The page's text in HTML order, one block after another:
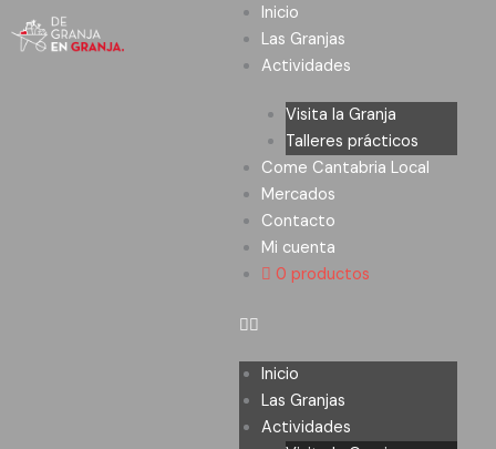
Inicio
Las Granjas
Actividades
Visita la Granja
Talleres prácticos
Come Cantabria Local
Mercados
Contacto
Mi cuenta
0 productos
Inicio
Las Granjas
Actividades